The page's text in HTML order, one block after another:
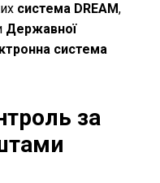
система DREAM,
Державної
система
за